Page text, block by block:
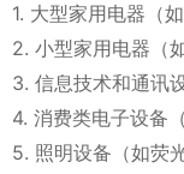
1. 大型家用电器（
2. 小型家用电器（
3. 信息技术和通讯
4. 消费类电子设备
5. 照明设备（如荧